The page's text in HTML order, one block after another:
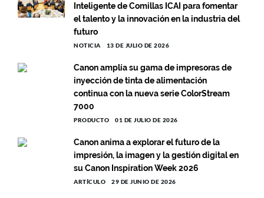
Inteligente de Comillas ICAI para fomentar
el talento y la innovación en la industria del
futuro
NOTICIA 13 DE JULIO DE 2026
Canon amplía su gama de impresoras de
inyección de tinta de alimentación
continua con la nueva serie ColorStream
7000
PRODUCTO 01 DE JULIO DE 2026
Canon anima a explorar el futuro de la
impresión, la imagen y la gestión digital en
su Canon Inspiration Week 2026
ARTÍCULO 29 DE JUNIO DE 2026